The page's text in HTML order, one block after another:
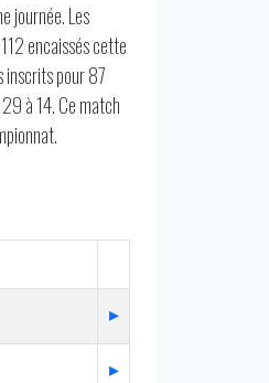
journée. Les
encaissés cette
inscrits pour 87
à 14. Ce match
▸
▸